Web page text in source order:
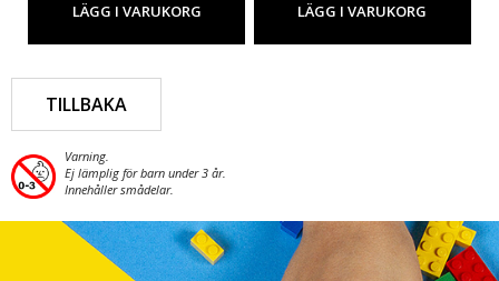
LÄGG I VARUKORG LÄGG I VARUKORG
TILLBAKA
Varning.
Ej lämplig för barn under 3 år.
Innehåller smådelar.